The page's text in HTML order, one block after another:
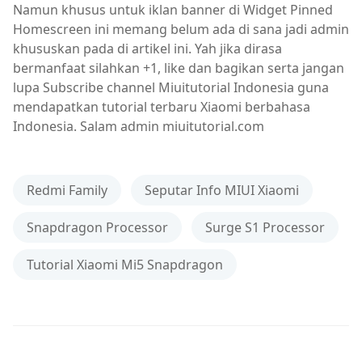
Namun khusus untuk iklan banner di Widget Pinned
Homescreen ini memang belum ada di sana jadi admin
khususkan pada di artikel ini. Yah jika dirasa
bermanfaat silahkan +1, like dan bagikan serta jangan
lupa Subscribe channel Miuitutorial Indonesia guna
mendapatkan tutorial terbaru Xiaomi berbahasa
Indonesia. Salam admin miuitutorial.com
Redmi Family Seputar Info MIUI Xiaomi
Snapdragon Processor Surge S1 Processor
Tutorial Xiaomi Mi5 Snapdragon